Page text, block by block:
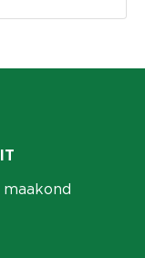
maakond